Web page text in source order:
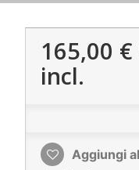
165,00 €
incl.
Aggiungi